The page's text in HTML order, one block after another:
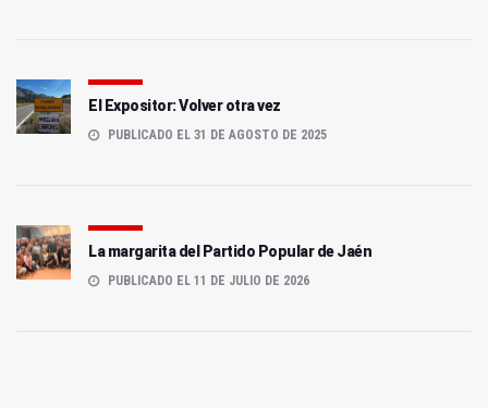
El Expositor: Volver otra vez
PUBLICADO EL 31 DE AGOSTO DE 2025
La margarita del Partido Popular de Jaén
PUBLICADO EL 11 DE JULIO DE 2026